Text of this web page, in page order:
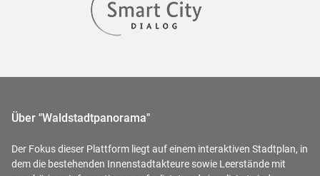
Über "Waldstadtpanorama"
Der Fokus dieser Plattform liegt auf einem interaktiven Stadtplan, in
dem die bestehenden Innenstadtakteure sowie Leerstände mit